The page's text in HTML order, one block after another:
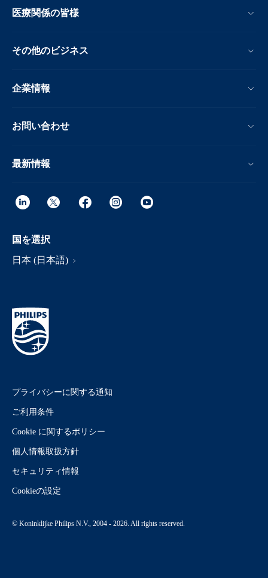
医療関係の皆様
その他のビジネス
企業情報
お問い合わせ
最新情報
国を選択
日本 (日本語)
プライバシーに関する通知
ご利用条件
Cookie に関するポリシー
個人情報取扱方針
セキュリティ情報
Cookieの設定
© Koninklijke Philips N.V., 2004 - 2026. All rights reserved.